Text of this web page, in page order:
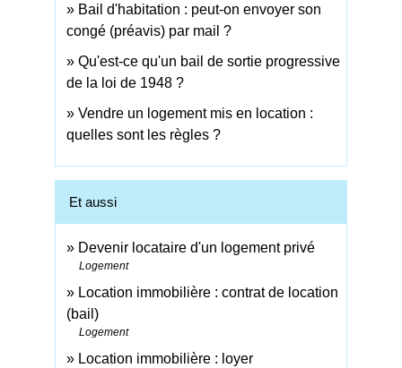
Bail d'habitation : peut-on envoyer son
congé (préavis) par mail ?
Qu'est-ce qu'un bail de sortie progressive
de la loi de 1948 ?
Vendre un logement mis en location :
quelles sont les règles ?
Et aussi
Devenir locataire d'un logement privé
Logement
Location immobilière : contrat de location
(bail)
Logement
Location immobilière : loyer